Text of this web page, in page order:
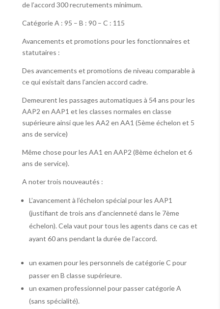
de l’accord 300 recrutements minimum.
Catégorie A : 95 – B : 90 – C : 115
Avancements et promotions pour les fonctionnaires et
statutaires :
Des avancements et promotions de niveau comparable à
ce qui existait dans l’ancien accord cadre.
Demeurent les passages automatiques à 54 ans pour les
AAP2 en AAP1 et les classes normales en classe
supérieure ainsi que les AA2 en AA1 (5ème échelon et 5
ans de service)
Même chose pour les AA1 en AAP2 (8ème échelon et 6
ans de service).
A noter trois nouveautés :
L’avancement à l’échelon spécial pour les AAP1
(justifiant de trois ans d’ancienneté dans le 7ème
échelon). Cela vaut pour tous les agents dans ce cas et
ayant 60 ans pendant la durée de l’accord.
un examen pour les personnels de catégorie C pour
passer en B classe supérieure.
un examen professionnel pour passer catégorie A
(sans spécialité).